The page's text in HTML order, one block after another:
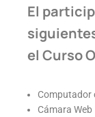
El
el Curso
Computador
Cámara Web